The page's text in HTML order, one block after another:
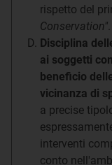
rispetto del
Conservation".
Disciplina
ai soggetti
beneficio
vicinanza di
a precise
interventi
conto